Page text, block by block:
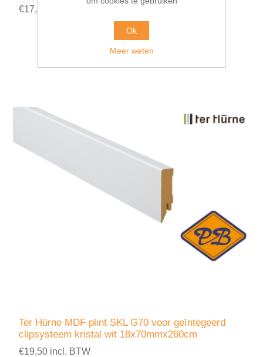
€17,50 incl. BTW
Ter Hürne MDF plint SKL G70 voor geïntegeerd
clipsysteem kristal wit 18x70mmx260cm
€19,50 incl. BTW
Ok
Meer weten